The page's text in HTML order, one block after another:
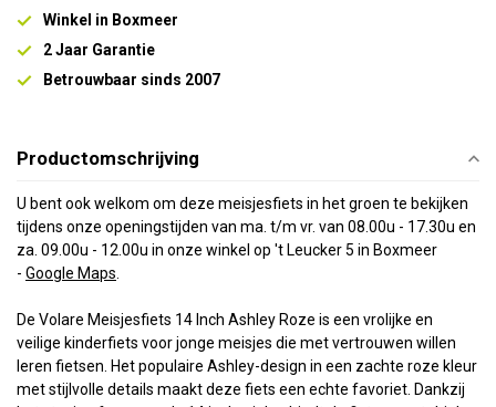
Winkel in Boxmeer
2 Jaar Garantie
Betrouwbaar sinds 2007
Productomschrijving
U bent ook welkom om deze meisjesfiets in het groen te bekijken
tijdens onze openingstijden van ma. t/m vr. van 08.00u - 17.30u en
za. 09.00u - 12.00u in onze winkel op 't Leucker 5 in Boxmeer
- Google Maps
De Volare Meisjesfiets 14 Inch Ashley Roze is een vrolijke en
veilige kinderfiets voor jonge meisjes die met vertrouwen willen
leren fietsen. Het populaire Ashley-design in een zachte roze kleur
met stijlvolle details maakt deze fiets een echte favoriet. Dankzij